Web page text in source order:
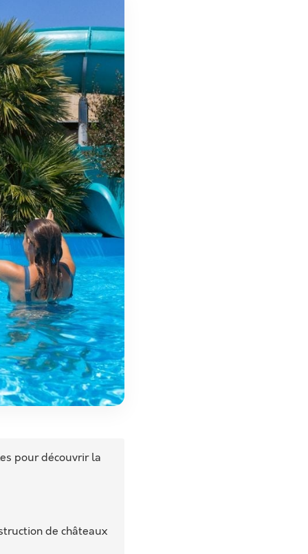
pour découvrir la
de châteaux